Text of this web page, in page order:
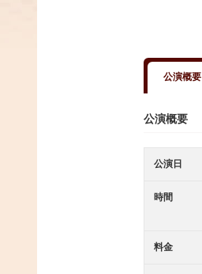
公演概要
公演概要
公演日
時間
料金